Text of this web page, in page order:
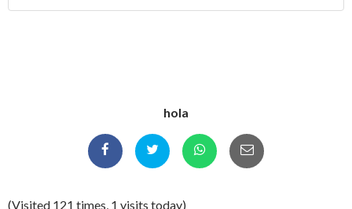
hola
(Visited 121 times, 1 visits today)